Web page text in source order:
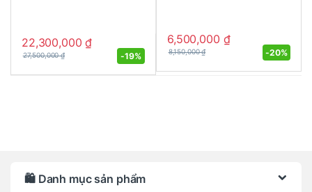
22,300,000₫
27,500,000₫ -19%
6,500,000 ₫
8,150,000₫ -20%
🛍️ Danh mục sản phẩm